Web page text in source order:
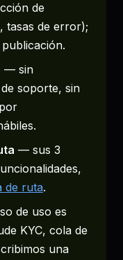
de
tasas de error);
— sin
soporte, sin
— sus 3
de ruta.
de uso es
KYC, cola de
una